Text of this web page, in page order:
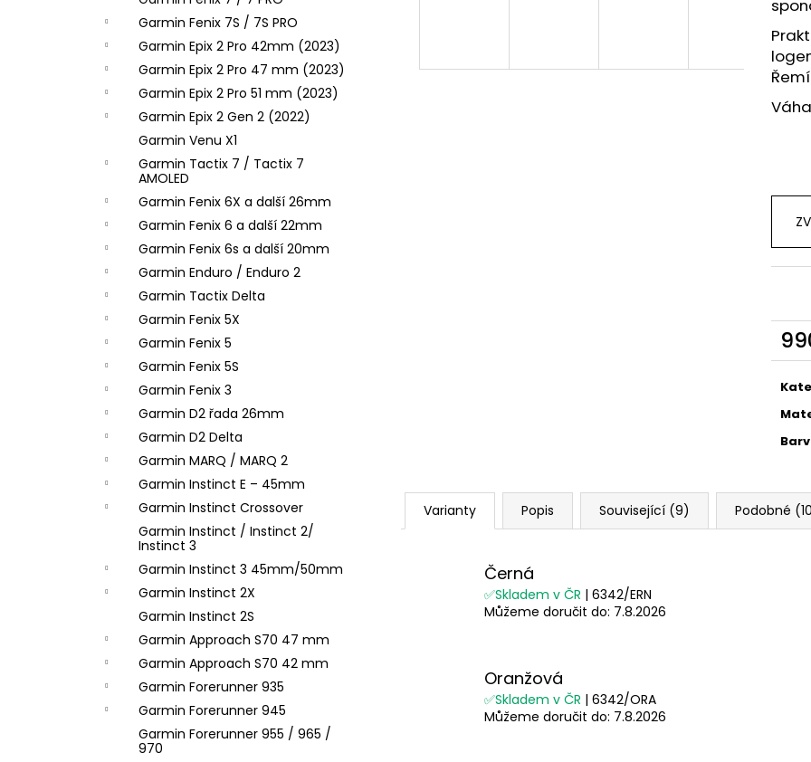
Garmin Fenix 7S / 7S PRO
Garmin Epix 2 Pro 42mm (2023)
Garmin Epix 2 Pro 47 mm (2023)
Garmin Epix 2 Pro 51 mm (2023)
Garmin Epix 2 Gen 2 (2022)
Garmin Venu X1
Garmin Tactix 7 / Tactix 7
AMOLED
Garmin Fenix 6X a další 26mm
Garmin Fenix 6 a další 22mm
Garmin Fenix 6s a další 20mm
Garmin Enduro / Enduro 2
Garmin Tactix Delta
Garmin Fenix 5X
Garmin Fenix 5
Garmin Fenix 5S
Garmin Fenix 3
Garmin D2 řada 26mm
Garmin D2 Delta
Garmin MARQ / MARQ 2
Garmin Instinct E – 45mm
Garmin Instinct Crossover
Garmin Instinct / Instinct 2/
Instinct 3
Garmin Instinct 3 45mm/50mm
Garmin Instinct 2X
Garmin Instinct 2S
Garmin Approach S70 47 mm
Garmin Approach S70 42 mm
Garmin Forerunner 935
Garmin Forerunner 945
Garmin Forerunner 955 / 965 /
970
Varianty Popis Související (9) Podobné
Černá
✅Skladem v ČR | 6342/ERN
Můžeme doručit do: 7.8.2026
Oranžová
✅Skladem v ČR | 6342/ORA
Můžeme doručit do: 7.8.2026